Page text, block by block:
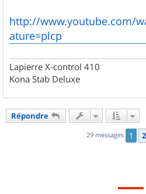
http://www.youtube.com/
ature=plcp
Lapierre X-control 410
Kona Stab Deluxe
Répondre
29 messages 1 2